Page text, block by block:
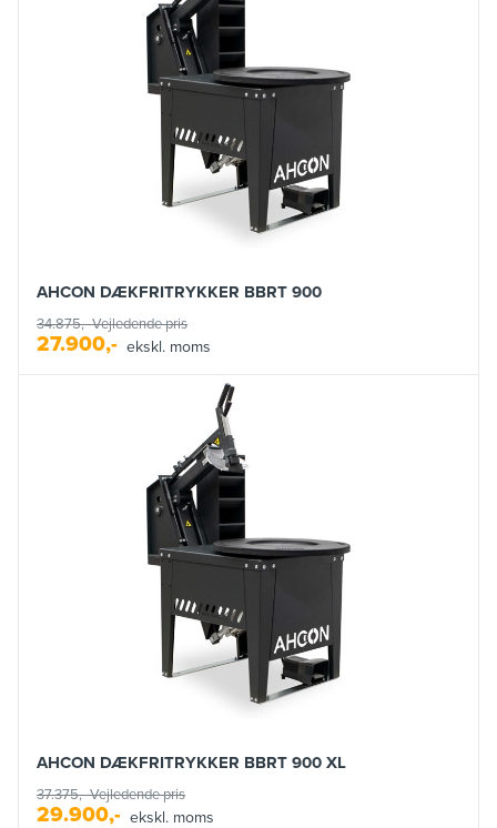
AHCON DÆKFRITRYKKER BBRT 900
34.875,-Vejledende pris
27.900,- ekskl. moms
AHCON DÆKFRITRYKKER BBRT 900 XL
37.375,-Vejledende pris
29.900,- ekskl. moms